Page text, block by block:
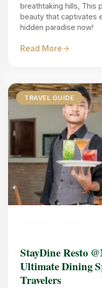
breathtaking hills, This
beauty that captivates
hidden paradise now!
Read More
TRAVEL GUIDE
StayDine Resto
Ultimate Dining
Travelers